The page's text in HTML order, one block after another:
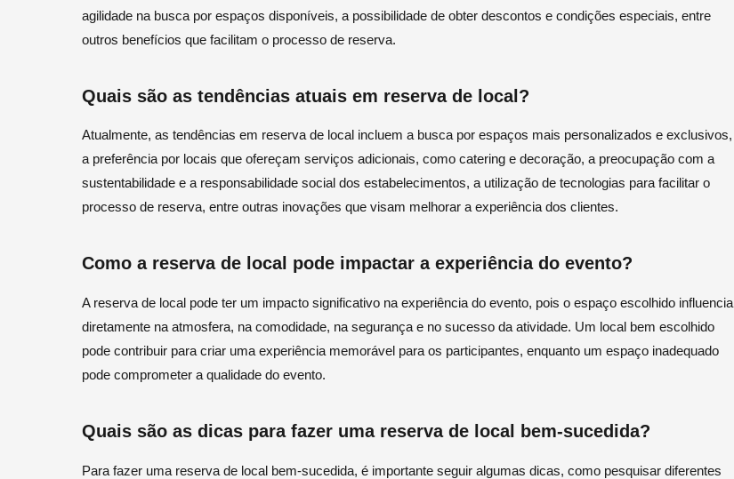
agilidade na busca por espaços disponíveis, a possibilidade de obter descontos e condições especiais, entre
outros benefícios que facilitam o processo de reserva.
Quais são as tendências atuais em reserva de local?
Atualmente, as tendências em reserva de local incluem a busca por espaços mais personalizados e exclusivos,
a preferência por locais que ofereçam serviços adicionais, como catering e decoração, a preocupação com a
sustentabilidade e a responsabilidade social dos estabelecimentos, a utilização de tecnologias para facilitar o
processo de reserva, entre outras inovações que visam melhorar a experiência dos clientes.
Como a reserva de local pode impactar a experiência do evento?
A reserva de local pode ter um impacto significativo na experiência do evento, pois o espaço escolhido influencia
diretamente na atmosfera, na comodidade, na segurança e no sucesso da atividade. Um local bem escolhido
pode contribuir para criar uma experiência memorável para os participantes, enquanto um espaço inadequado
pode comprometer a qualidade do evento.
Quais são as dicas para fazer uma reserva de local bem-sucedida?
Para fazer uma reserva de local bem-sucedida, é importante seguir algumas dicas, como pesquisar diferentes